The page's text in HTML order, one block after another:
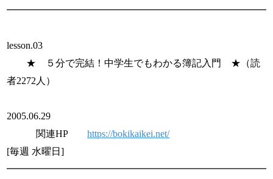
lesson.03
★ ５分で完結！中学生でもわかる簿記入門 ★（読
者2272人）
2005.06.29
関連HPhttps://bokikaikei.net/
[毎週 水曜日]